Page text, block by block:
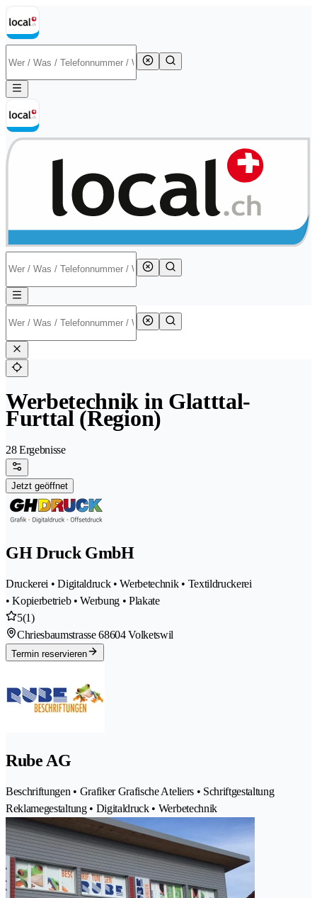
Werbetechnik in Glatttal-
Furttal (Region)
28 Ergebnisse
Jetzt geöffnet
GH Druck GmbH
Druckerei • Digitaldruck • Werbetechnik • Textildruckerei
• Kopierbetrieb • Werbung • Plakate
5(1)
Chriesbaumstrasse 68604 Volketswil
Termin reservieren
Rube AG
Beschriftungen • Grafiker Grafische Ateliers • Schriftgestaltung
Reklamegestaltung • Digitaldruck • Werbetechnik